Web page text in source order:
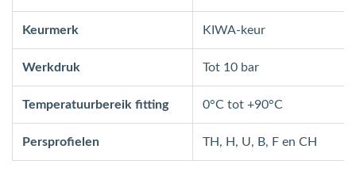
Keurmerk KIWA-keur
Werkdruk Tot 10 bar
Temperatuurbereik fitting 0°C tot +90°C
Persprofielen TH, H, U, B, F en CH